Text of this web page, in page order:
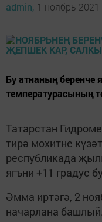
admin, 1 ноябрь 2021
Бу атнаның беренче
температурасының
Татарстан
тирә мохитне
республикада
ягъни +11 градус
Әмма иртәгә, 2
начарлана